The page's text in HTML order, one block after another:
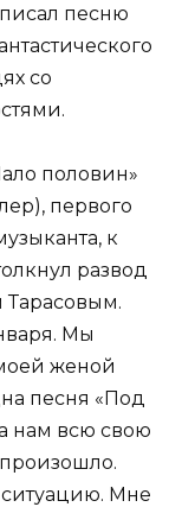
песню
со
половин»
первого
к
развод
Мы
женой
песня «Под
нам всю свою
ситуацию. Мне